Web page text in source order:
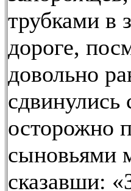
трубками в
дороге,
довольно
сдвинулись
осторожно
сыновьями
сказавши: